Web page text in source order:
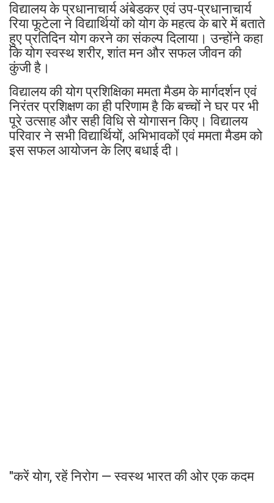
विद्यालय के प्रधानाचार्य अंबेडकर एवं उप-प्रधानाचार्य
रिया फूटेला ने विद्यार्थियों को योग के महत्व के बारे में बताते
हुए प्रतिदिन योग करने का संकल्प दिलाया। उन्होंने कहा
कि योग स्वस्थ शरीर, शांत मन और सफल जीवन की
कुंजी है।
विद्यालय की योग प्रशिक्षिका ममता मैडम के मार्गदर्शन एवं
निरंतर प्रशिक्षण का ही परिणाम है कि बच्चों ने घर पर भी
पूरे उत्साह और सही विधि से योगासन किए। विद्यालय
परिवार ने सभी विद्यार्थियों, अभिभावकों एवं ममता मैडम को
इस सफल आयोजन के लिए बधाई दी।
"करें योग, रहें निरोग — स्वस्थ भारत की ओर एक कदम